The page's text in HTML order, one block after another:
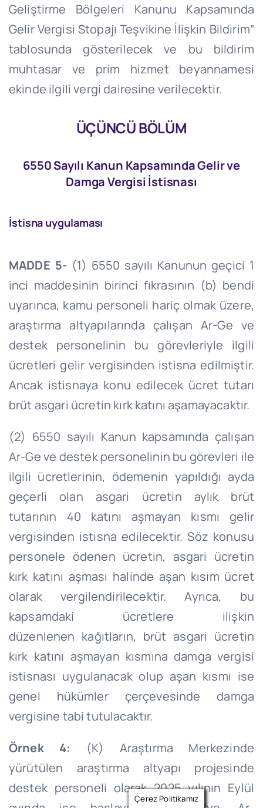
Geliştirme Bölgeleri Kanunu Kapsamında
Gelir Vergisi Stopajı Teşvikine İlişkin Bildirim”
tablosunda gösterilecek ve bu bildirim
muhtasar ve prim hizmet beyannamesi
ekinde ilgili vergi dairesine verilecektir.
ÜÇÜNCÜ BÖLÜM
6550 Sayılı Kanun Kapsamında Gelir ve
Damga Vergisi İstisnası
İstisna uygulaması
MADDE 5-(1) 6550 sayılı Kanunun geçici 1
inci maddesinin birinci fıkrasının (b) bendi
uyarınca, kamu personeli hariç olmak üzere,
araştırma altyapılarında çalışan Ar-Ge ve
destek personelinin bu görevleriyle ilgili
ücretleri gelir vergisinden istisna edilmiştir.
Ancak istisnaya konu edilecek ücret tutarı
brüt asgari ücretin kırk katını aşamayacaktır.
(2) 6550 sayılı Kanun kapsamında çalışan
Ar-Geve destek personelinin bu görevleri ile
ilgili ücretlerinin, ödemenin yapıldığı ayda
geçerli olan asgari ücretin aylık brüt
tutarının 40 katını aşmayan kısmı gelir
vergisinden istisna edilecektir. Söz konusu
personele ödenen ücretin, asgari ücretin
kırk katını aşması halinde aşan kısım ücret
olarak vergilendirilecektir. Ayrıca, bu
kapsamdaki ücretlere ilişkin
düzenlenen kağıtların, brüt asgari ücretin
kırk katını aşmayan kısmına damga vergisi
istisnası uygulanacak olup aşan kısmı ise
genel hükümler çerçevesinde damga
vergisine tabi tutulacaktır.
Örnek 4: (K) Araştırma Merkezinde
yürütülen araştırma altyapı projesinde
destek personeli olarak 2025 yılının Eylül
Çerez Politikamız